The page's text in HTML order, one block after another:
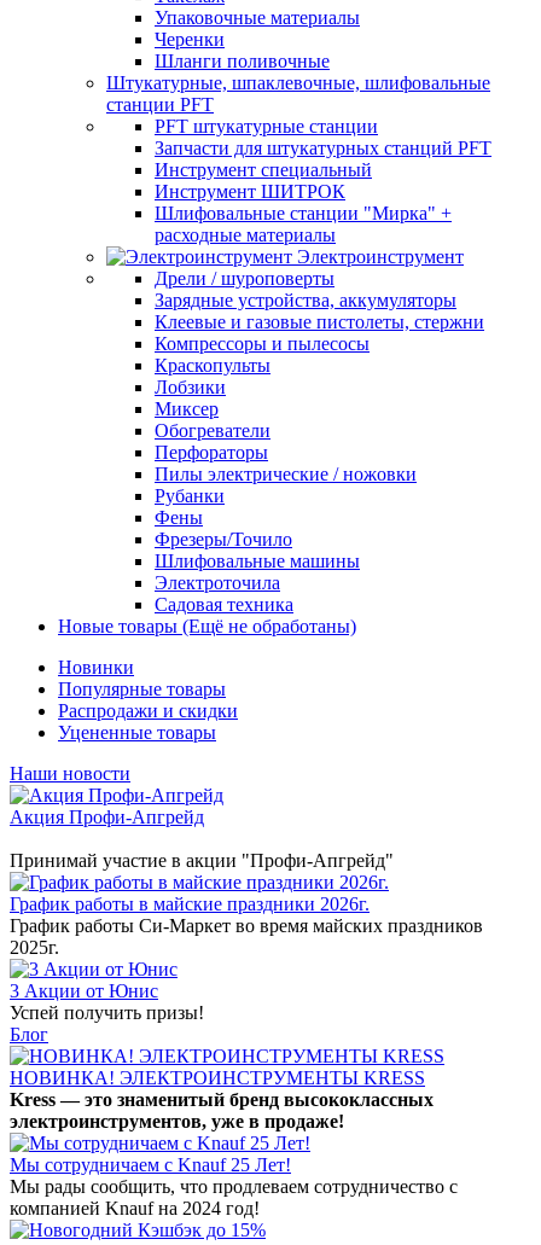
Упаковочные материалы
Черенки
Шланги поливочные
Штукатурные, шпаклевочные, шлифовальные
станции PFT
PFT штукатурные станции
Запчасти для штукатурных станций PFT
Инструмент специальный
Инструмент ШИТРОК
Шлифовальные станции "Мирка" +
расходные материалы
Электроинструмент
Дрели / шуроповерты
Зарядные устройства, аккумуляторы
Клеевые и газовые пистолеты, стержни
Компрессоры и пылесосы
Краскопульты
Лобзики
Миксер
Обогреватели
Перфораторы
Пилы электрические / ножовки
Рубанки
Фены
Фрезеры/Точило
Шлифовальные машины
Электроточила
Садовая техника
Новые товары (Ещё не обработаны)
Новинки
Популярные товары
Распродажи и скидки
Уцененные товары
Наши новости
Акция Профи-Апгрейд
Принимай участие в акции "Профи-Апгрейд"
График работы в майские праздники 2026г.
График работы Си-Маркет во время майских праздников
2025г.
3 Акции от Юнис
Успей получить призы!
Блог
НОВИНКА! ЭЛЕКТРОИНСТРУМЕНТЫ KRESS
Kress — это знаменитый бренд высококлассных
электроинструментов, уже в продаже!
Мы сотрудничаем с Knauf 25 Лет!
Мы рады сообщить, что продлеваем сотрудничество с
компанией Knauf на 2024 год!